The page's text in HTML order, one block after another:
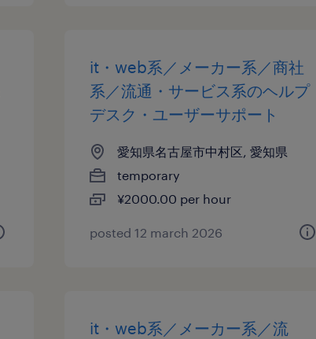
it・web系／メーカー系／商社
系／流通・サービス系のヘルプ
デスク・ユーザーサポート
愛知県名古屋市中村区, 愛知県
temporary
¥2000.00 per hour
posted 12 march 2026
it・web系／メーカー系／流